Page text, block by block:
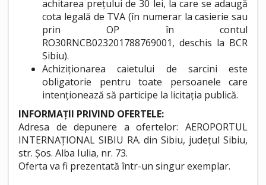
achitarea prețului de 30 lei, la care se adaugă
cota legală de TVA (în numerar la casierie sau
prin OP în contul
RO30RNCB023201788769001, deschis la BCR
Sibiu).
Achiziționarea caietului de sarcini este
obligatorie pentru toate persoanele care
intenționează să participe la licitația publică.
INFORMAȚII PRIVIND OFERTELE:
Adresa de depunere a ofertelor: AEROPORTUL
INTERNAȚIONAL SIBIU RA. din Sibiu, județul Sibiu,
str. Șos. Alba Iulia, nr. 73.
Oferta va fi prezentată într-un singur exemplar.